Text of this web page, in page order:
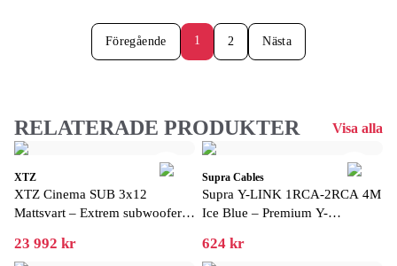
Föregående 1 2 Nästa
RELATERADE PRODUKTER Visa alla
XTZ
XTZ Cinema SUB 3x12
Mattsvart – Extrem subwoofer
23 992 kr
Supra Cables
Supra Y-LINK 1RCA-2RCA 4M
Ice Blue – Premium Y-
bassignal
624 kr